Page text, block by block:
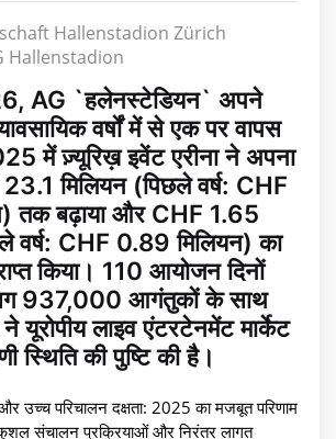
Hallenstadion
AG `हलेनस्टेडियन` अपने
वर्षों में से एक पर वापस
में ज़्यूरिख़ इवेंट एरीना ने अपना
मिलियन (पिछले वर्ष: CHF
तक बढ़ाया और CHF 1.65
वर्ष: CHF 0.89 मिलियन) का
किया। 110 आयोजन दिनों
937,000 आगंतुकों के साथ
यूरोपीय लाइव एंटरटेनमेंट मार्केट
स्थिति की पुष्टि की है।
उच्च परिचालन दक्षता: 2025 का मजबूत परिणाम
कुशल संचालन प्रक्रियाओं और निरंतर लागत